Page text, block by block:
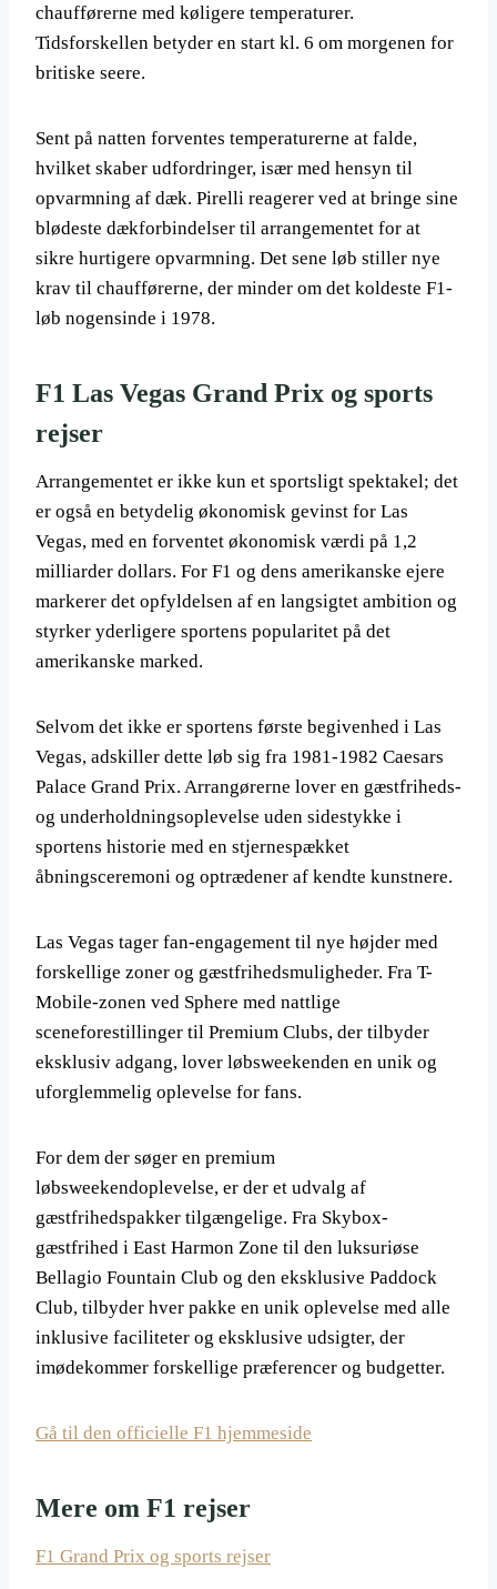
chaufførerne med køligere temperaturer.
Tidsforskellen betyder en start kl. 6 om morgenen for
britiske seere.
Sent på natten forventes temperaturerne at falde,
hvilket skaber udfordringer, især med hensyn til
opvarmning af dæk. Pirelli reagerer ved at bringe sine
blødeste dækforbindelser til arrangementet for at
sikre hurtigere opvarmning. Det sene løb stiller nye
krav til chaufførerne, der minder om det koldeste F1-
løb nogensinde i 1978.
F1 Las Vegas Grand Prix og sports
rejser
Arrangementet er ikke kun et sportsligt spektakel; det
er også en betydelig økonomisk gevinst for Las
Vegas, med en forventet økonomisk værdi på 1,2
milliarder dollars. For F1 og dens amerikanske ejere
markerer det opfyldelsen af en langsigtet ambition og
styrker yderligere sportens popularitet på det
amerikanske marked.
Selvom det ikke er sportens første begivenhed i Las
Vegas, adskiller dette løb sig fra 1981-1982 Caesars
Palace Grand Prix. Arrangørerne lover en gæstfriheds-
og underholdningsoplevelse uden sidestykke i
sportens historie med en stjernespækket
åbningsceremoni og optrædener af kendte kunstnere.
Las Vegas tager fan-engagement til nye højder med
forskellige zoner og gæstfrihedsmuligheder. Fra T-
Mobile-zonen ved Sphere med nattlige
sceneforestillinger til Premium Clubs, der tilbyder
eksklusiv adgang, lover løbsweekenden en unik og
uforglemmelig oplevelse for fans.
For dem der søger en premium
løbsweekendoplevelse, er der et udvalg af
gæstfrihedspakker tilgængelige. Fra Skybox-
gæstfrihed i East Harmon Zone til den luksuriøse
Bellagio Fountain Club og den eksklusive Paddock
Club, tilbyder hver pakke en unik oplevelse med alle
inklusive faciliteter og eksklusive udsigter, der
imødekommer forskellige præferencer og budgetter.
Gå til den officielle F1 hjemmeside
Mere om F1 rejser
F1 Grand Prix og sports rejser